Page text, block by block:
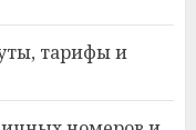
тарифы и